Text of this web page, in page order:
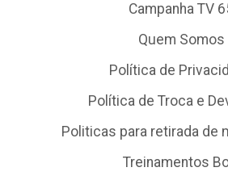
Campanha TV
Quem Somos
Política de
Política de Troca e
Politicas para retirada de
Treinamentos